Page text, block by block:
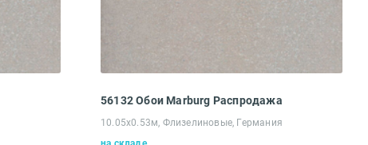
56132 Обои Marburg Распродажа
10.05х0.53м, Флизелиновые, Германия